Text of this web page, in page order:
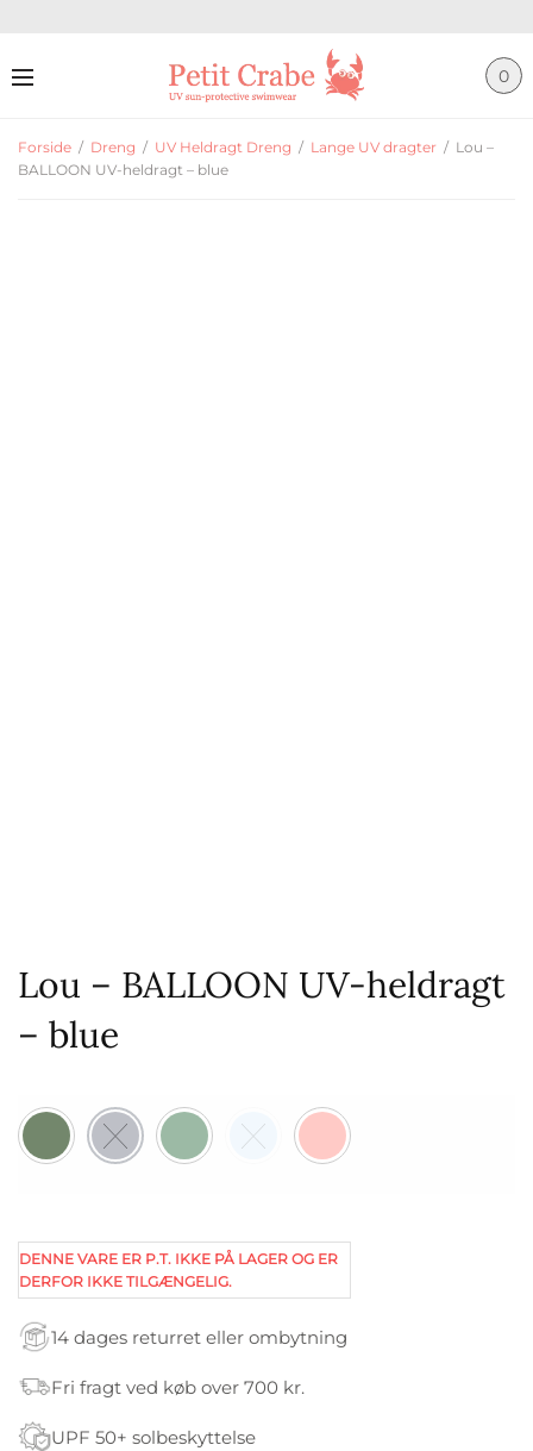
0
Forside / Dreng / UV Heldragt Dreng / Lange UV dragter / Lou –
BALLOON UV-heldragt – blue
Lou – BALLOON UV-heldragt
– blue
DENNE VARE ER P.T. IKKE PÅ LAGER OG ER
DERFOR IKKE TILGÆNGELIG.
14 dages returret eller ombytning
Fri fragt ved køb over 700 kr.
UPF 50+ solbeskyttelse